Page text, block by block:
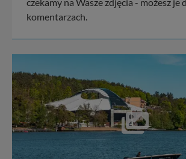
komentarzach.